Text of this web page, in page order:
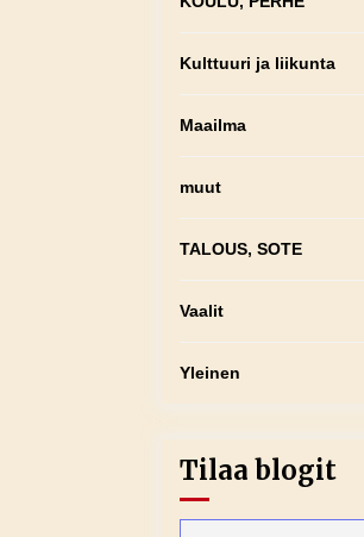
Kulttuuri ja liikunta
Maailma
muut
TALOUS, SOTE
Vaalit
Yleinen
Tilaa blogit